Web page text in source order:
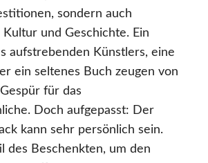
sondern auch
und Geschichte. Ein
aufstrebenden Künstlers, eine
ein seltenes Buch zeugen von
für das
Doch aufgepasst: Der
kann sehr persönlich sein.
des Beschenkten, um den